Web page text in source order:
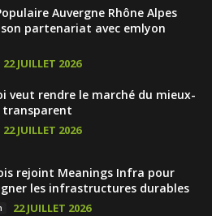
Auvergne Rhône Alpes
partenariat avec emlyon
22 JUILLET 2026
veut rendre le marché du mieux-
transparent
22 JUILLET 2026
rejoint Meanings Infra pour
les infrastructures durables
22 JUILLET 2026